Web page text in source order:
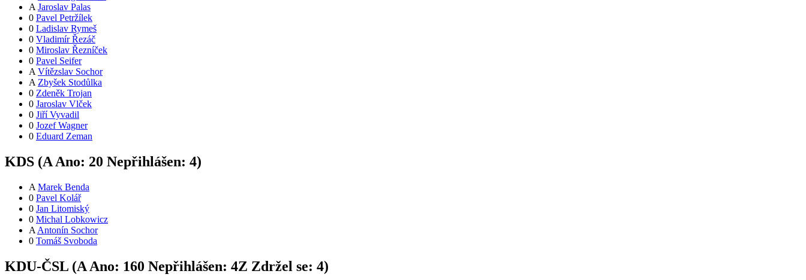
A Jaroslav Palas
0 Pavel Petržílek
0 Ladislav Rymeš
0 Vladimír Řezáč
0 Miroslav Řezníček
0 Pavel Seifer
A Vítězslav Sochor
A Zbyšek Stodůlka
0 Zdeněk Trojan
0 Jaroslav Vlček
0 Jiří Vyvadil
0 Jozef Wagner
0 Eduard Zeman
KDS (A Ano: 20 Nepřihlášen: 4)
A Marek Benda
0 Pavel Kolář
0 Jan Litomiský
0 Michal Lobkowicz
A Antonín Sochor
0 Tomáš Svoboda
KDU-ČSL (A Ano: 160 Nepřihlášen: 4Z Zdržel se: 4)